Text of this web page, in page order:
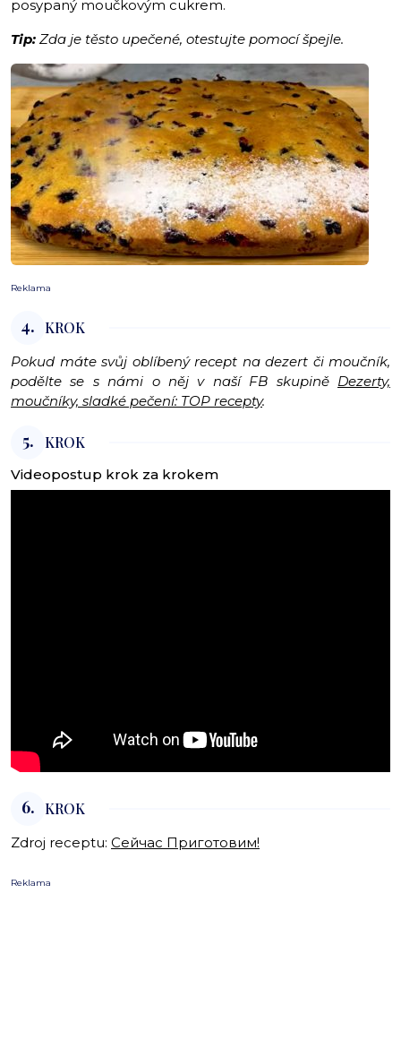
posypaný moučkovým cukrem.
Tip: Zda je těsto upečené, otestujte pomocí špejle.
Reklama
4. KROK
Pokud máte svůj oblíbený recept na dezert či moučník,
podělte se s námi o něj v naší FB skupině Dezerty,
moučníky, sladké pečení: TOP recepty.
5. KROK
Videopostup krok za krokem
6. KROK
Zdroj receptu: Сейчас Приготовим!
Reklama